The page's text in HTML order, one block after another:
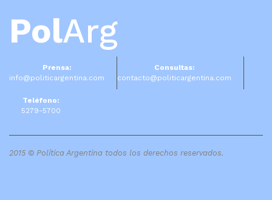
PolArg
Prensa:
info@politicargentina.com
Consultas:
contacto@politicargentina.com
Teléfono:
5279-5700
2015 © Política Argentina todos los derechos reservados.